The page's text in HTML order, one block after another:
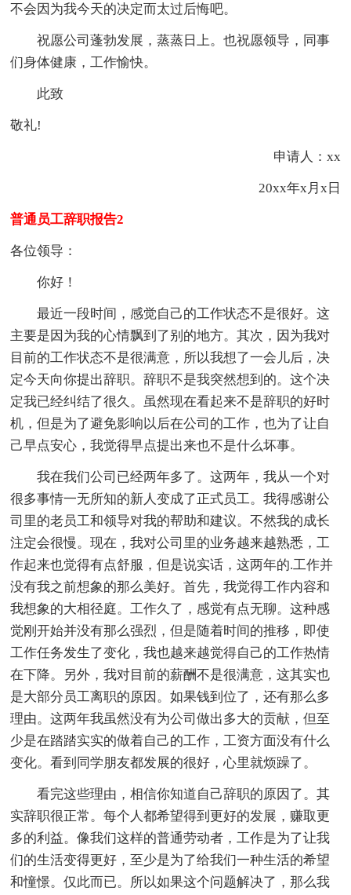
不会因为我今天的决定而太过后悔吧。
祝愿公司蓬勃发展，蒸蒸日上。也祝愿领导，同事
们身体健康，工作愉快。
此致
敬礼!
申请人：xx
20xx年x月x日
普通员工辞职报告2
各位领导：
你好！
最近一段时间，感觉自己的工作状态不是很好。这
主要是因为我的心情飘到了别的地方。其次，因为我对
目前的工作状态不是很满意，所以我想了一会儿后，决
定今天向你提出辞职。辞职不是我突然想到的。这个决
定我已经纠结了很久。虽然现在看起来不是辞职的好时
机，但是为了避免影响以后在公司的工作，也为了让自
己早点安心，我觉得早点提出来也不是什么坏事。
我在我们公司已经两年多了。这两年，我从一个对
很多事情一无所知的新人变成了正式员工。我得感谢公
司里的老员工和领导对我的帮助和建议。不然我的成长
注定会很慢。现在，我对公司里的业务越来越熟悉，工
作起来也觉得有点舒服，但是说实话，这两年的.工作并
没有我之前想象的那么美好。首先，我觉得工作内容和
我想象的大相径庭。工作久了，感觉有点无聊。这种感
觉刚开始并没有那么强烈，但是随着时间的推移，即使
工作任务发生了变化，我也越来越觉得自己的工作热情
在下降。另外，我对目前的薪酬不是很满意，这其实也
是大部分员工离职的原因。如果钱到位了，还有那么多
理由。这两年我虽然没有为公司做出多大的贡献，但至
少是在踏踏实实的做着自己的工作，工资方面没有什么
变化。看到同学朋友都发展的很好，心里就烦躁了。
看完这些理由，相信你知道自己辞职的原因了。其
实辞职很正常。每个人都希望得到更好的发展，赚取更
多的利益。像我们这样的普通劳动者，工作是为了让我
们的生活变得更好，至少是为了给我们一种生活的希望
和憧憬。仅此而已。所以如果这个问题解决了，那么我